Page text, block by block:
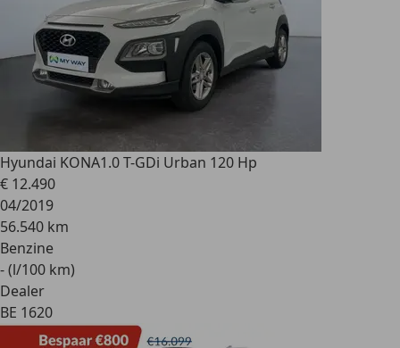
Hyundai KONA1.0 T-GDi Urban 120 Hp
€ 12.490
04/2019
56.540 km
Benzine
- (l/100 km)
Dealer
BE 1620